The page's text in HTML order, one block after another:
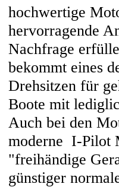
hochwertige
hervorragende
Nachfrage
bekommt eines
Drehsitzen für
Boote mit
Auch bei den
moderne I-Pilot
"freihändige
günstiger